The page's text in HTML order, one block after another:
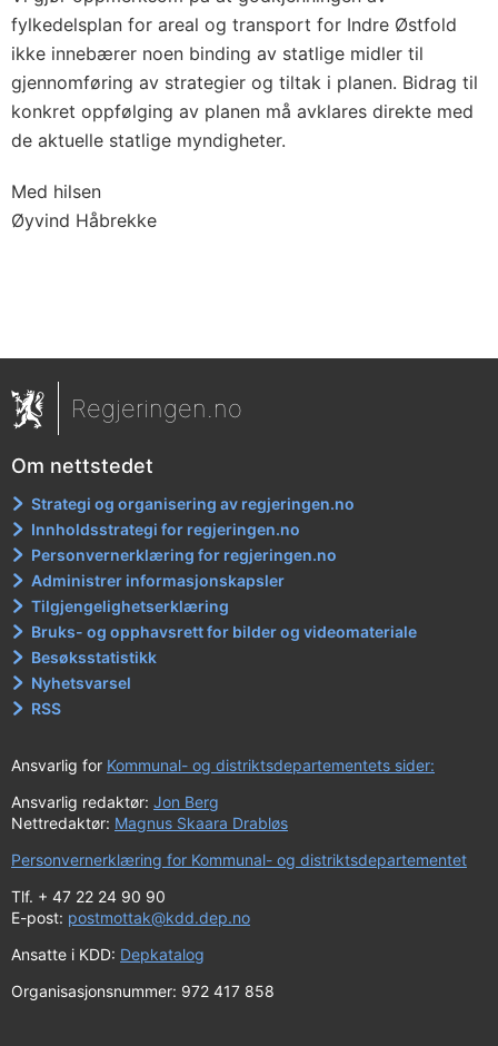
fylkedelsplan for areal og transport for Indre Østfold
ikke innebærer noen binding av statlige midler til
gjennomføring av strategier og tiltak i planen. Bidrag til
konkret oppfølging av planen må avklares direkte med
de aktuelle statlige myndigheter.
Med hilsen
Øyvind Håbrekke
Regjeringen.no
Om nettstedet
Strategi og organisering av regjeringen.no
Innholdsstrategi for regjeringen.no
Personvernerklæring for regjeringen.no
Administrer informasjonskapsler
Tilgjengelighetserklæring
Bruks- og opphavsrett for bilder og videomateriale
Besøksstatistikk
Nyhetsvarsel
RSS
Ansvarlig for Kommunal- og distriktsdepartementets sider:
Ansvarlig redaktør: Jon Berg
Nettredaktør: Magnus Skaara Drabløs
Personvernerklæring for Kommunal- og distriktsdepartementet
Tlf. + 47 22 24 90 90
E-post: postmottak@kdd.dep.no
Ansatte i KDD: Depkatalog
Organisasjonsnummer: 972 417 858